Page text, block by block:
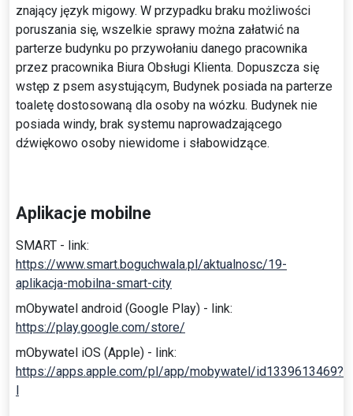
znający język migowy. W przypadku braku możliwości
poruszania się, wszelkie sprawy można załatwić na
parterze budynku po przywołaniu danego pracownika
przez pracownika Biura Obsługi Klienta. Dopuszcza się
wstęp z psem asystującym, Budynek posiada na parterze
toaletę dostosowaną dla osoby na wózku. Budynek nie
posiada windy, brak systemu naprowadzającego
dźwiękowo osoby niewidome i słabowidzące.
Aplikacje mobilne
SMART - link:
https://www.smart.boguchwala.pl/aktualnosc/19-
aplikacja-mobilna-smart-city
mObywatel android (Google Play) - link:
https://play.google.com/store/
mObywatel iOS (Apple) - link:
https://apps.apple.com/pl/app/mobywatel/id1339613469?
l